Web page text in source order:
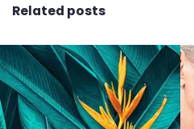
Related posts